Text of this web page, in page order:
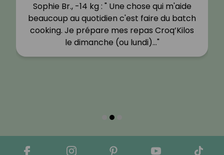
Sophie Br., -14 kg : " Une chose qui m'aide
beaucoup au quotidien c'est faire du batch
cooking. Je prépare mes repas Croq’Kilos
le dimanche (ou lundi)…"